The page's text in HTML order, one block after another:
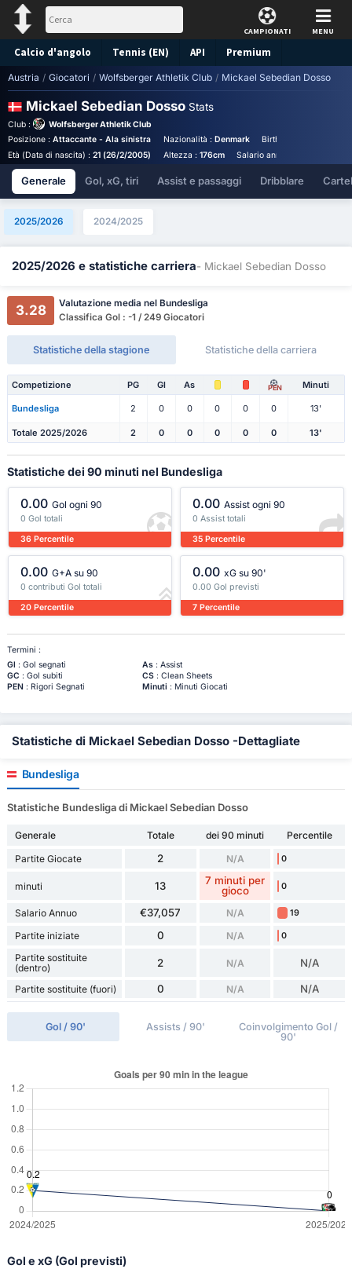
CAMPIONATI MENU
Calcio d'angolo Tennis (EN) API Premium
Pronostico
Austria / Giocatori / Wolfsberger Athletik Club / Mickael Sebedian Dosso
Mickael Sebedian Dosso Stats
Club :
Wolfsberger Athletik Club
Posizione : Attaccante - Ala sinistra Nazionalità : Denmark Birthplace :
Età (Data di nascita) : 21 (26/2/2005) Altezza : 176cm Salario annuale :
Generale Gol, xG, tiri Assist e passaggi Dribblare
2025/2026 2024/2025
2025/2026 e statistiche carriera- Mickael Sebedian Dosso
3.28
Valutazione media nel Bundesliga
Classifica Gol : -1 / 249 Giocatori
Statistiche della stagione Statistiche della carriera
Competizione PG Gl As PEN Minuti
Bundesliga 2 0 0 0 0 0 13'
Totale 2025/2026 2 0 0 0 0 0 13'
Statistiche dei 90 minuti nel Bundesliga
0.00 Gol ogni 90
0 Gol totali
36 Percentile
0.00 Assist ogni 90
0 Assist totali
35 Percentile
0.00 G+A su 90
0 contributi Gol totali
20 Percentile
0.00 xG su 90'
0.00 Gol previsti
7 Percentile
Termini :
Gl : Gol segnati As: Assist
GC : Gol subiti CS: Clean Sheets
PEN: Rigori Segnati Minuti : Minuti Giocati
Statistiche di Mickael Sebedian Dosso -Dettagliate
Bundesliga
Statistiche Bundesliga di Mickael Sebedian Dosso
Generale Totale dei 90 minuti
Percentile
Partite Giocate
2 N/A 0
minuti 13
7 minuti per
gioco
0
Salario Annuo €37,057 N/A 19
Partite iniziate 0 N/A 0
Partite sostituite
(dentro)
2 N/A N/A
Partite sostituite (fuori) 0 N/A N/A
Gol / 90' Assists / 90'
Coinvolgimento Gol /
90'
Gol e xG (Gol previsti)